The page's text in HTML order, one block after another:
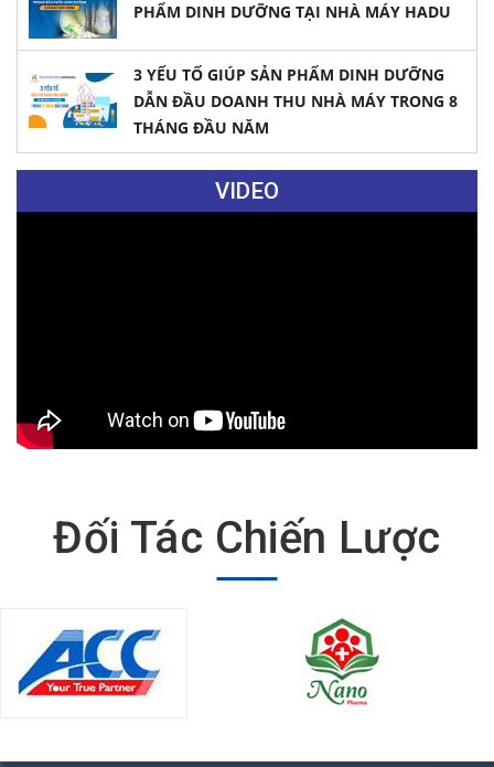
PHẨM DINH DƯỠNG TẠI NHÀ MÁY HADU
3 YẾU TỐ GIÚP SẢN PHẨM DINH DƯỠNG
DẪN ĐẦU DOANH THU NHÀ MÁY TRONG 8
THÁNG ĐẦU NĂM
VIDEO
Đối Tác Chiến Lược